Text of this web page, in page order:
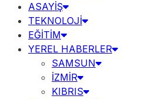
ASAYİŞ
TEKNOLOJİ
EĞİTİM
YEREL HABERLER
SAMSUN
İZMİR
KIBRIS